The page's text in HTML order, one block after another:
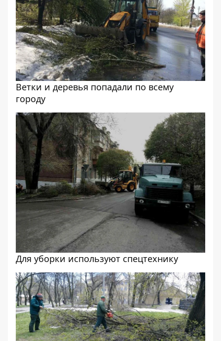
Ветки и деревья попадали по всему
городу
Для уборки используют спецтехнику